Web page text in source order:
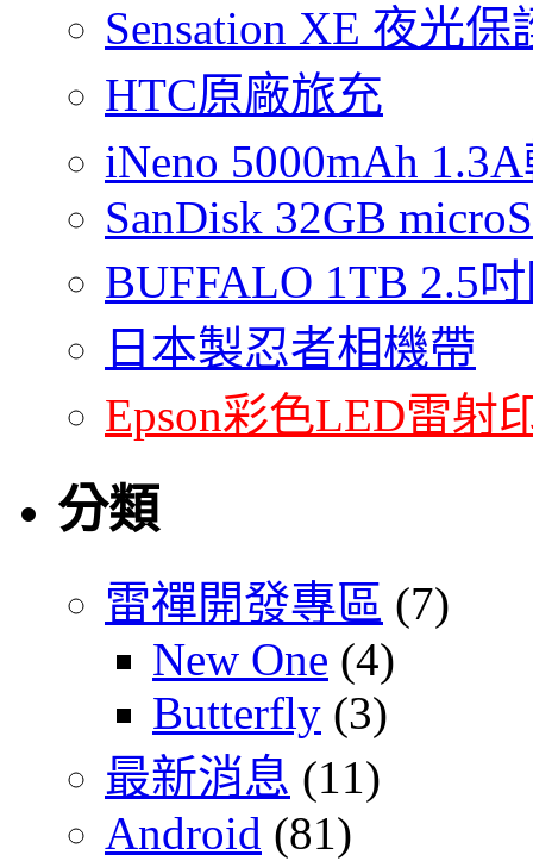
Sensation XE 夜光
HTC原廠旅充
iNeno 5000mAh
SanDisk 32GB
BUFFALO 1TB 2.5
日本製忍者相機帶
Epson彩色LED雷射
分類
雷禪開發專區 (7)
New One (4)
Butterfly (3)
最新消息 (11)
Android (81)